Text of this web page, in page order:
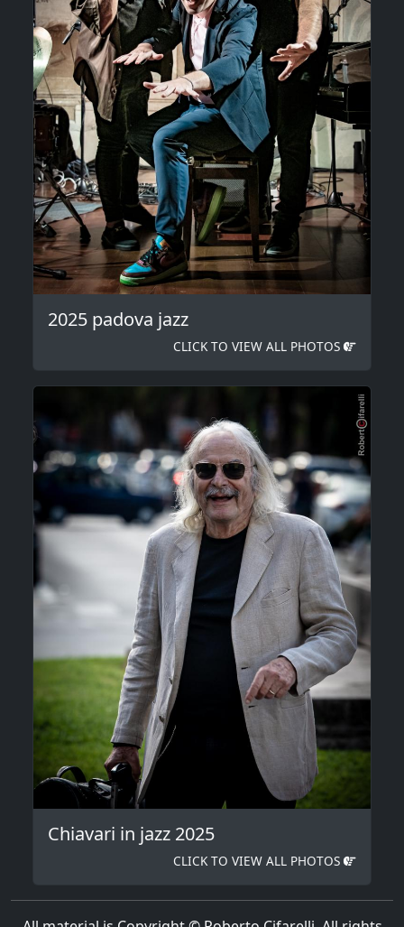
2025 padova jazz
CLICK TO VIEW ALL PHOTOS
Chiavari in jazz 2025
CLICK TO VIEW ALL PHOTOS